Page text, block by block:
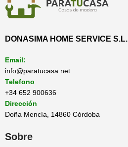
DONASIMA HOME SERVICE S.L.
Email:
info@paratucasa.net
Telefono
+34 652 900636
Dirección
Doña Mencía, 14860 Córdoba
Sobre